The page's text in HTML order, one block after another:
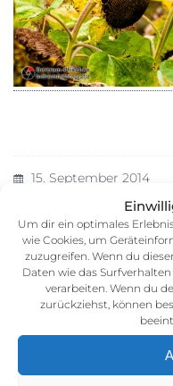
Um dir ein optimales
wie Cookies, um
zuzugreifen. Wenn du
Daten wie das
verarbeiten. Wenn du
zurückziehst, können
15. September 2014